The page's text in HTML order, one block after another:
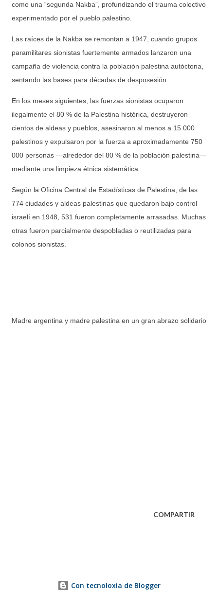
como una “segunda Nakba”, profundizando el trauma colectivo
experimentado por el pueblo palestino.
Las raíces de la Nakba se remontan a 1947, cuando grupos
paramilitares sionistas fuertemente armados lanzaron una
campaña de violencia contra la población palestina autóctona,
sentando las bases para décadas de desposesión.
En los meses siguientes, las fuerzas sionistas ocuparon
ilegalmente el 80 % de la Palestina histórica, destruyeron
cientos de aldeas y pueblos, asesinaron al menos a 15 000
palestinos y expulsaron por la fuerza a aproximadamente 750
000 personas —alrededor del 80 % de la población palestina—
mediante una limpieza étnica sistemática.
Según la Oficina Central de Estadísticas de Palestina, de las
774 ciudades y aldeas palestinas que quedaron bajo control
israelí en 1948, 531 fueron completamente arrasadas. Muchas
otras fueron parcialmente despobladas o reutilizadas para
colonos sionistas.
Madre argentina y madre palestina en un gran abrazo solidario
COMPARTIR
Con tecnoloxía de Blogger